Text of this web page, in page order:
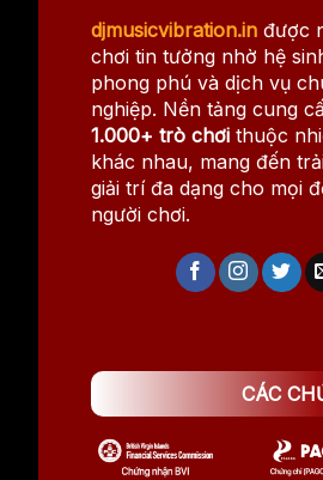
djmusicvibration.inđược
chơi tin tưởng nhờ hệ
phong phú và dịch vụ
nghiệp. Nền tảng cung
1.000+ trò chơithuộc
khác nhau, mang đến
giải trí đa dạng cho mọi
người chơi.
CÁC